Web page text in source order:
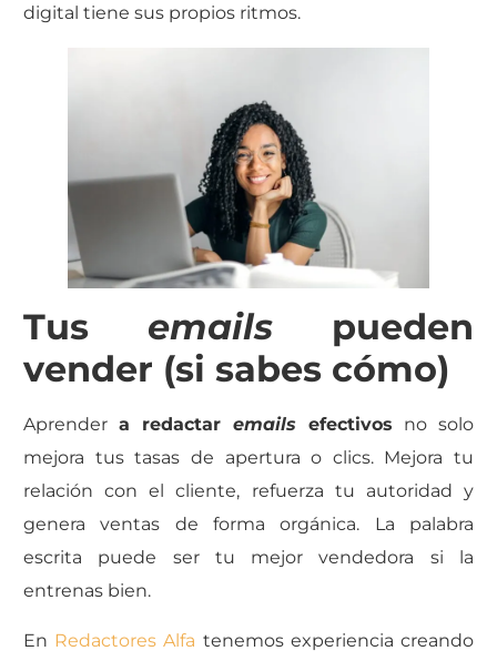
digital tiene sus propios ritmos.
Tus emails pueden
vender (si sabes cómo)
Aprender a redactar emails efectivos no solo
mejora tus tasas de apertura o clics. Mejora tu
relación con el cliente, refuerza tu autoridad y
genera ventas de forma orgánica. La palabra
escrita puede ser tu mejor vendedora si la
entrenas bien.
En Redactores Alfa tenemos experiencia creando